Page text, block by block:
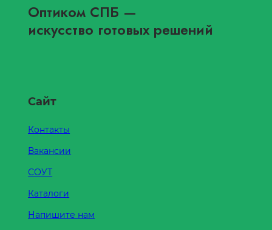
Оптиком СПБ —
искусство готовых решений
Сайт
Контакты
Вакансии
СОУТ
Каталоги
Напишите нам